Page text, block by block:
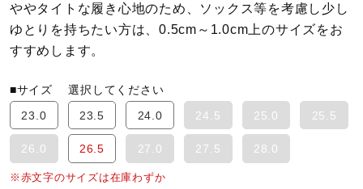
ワーキング
ウォーキングシューズ
ライフスタイルグッズ
ややタイトな履き心地のため、ソックス等を考慮し少し
ゆとりを持ちたい方は、0.5cm～1.0cm上のサイズをお
すすめします。
■サイズ選択してください
23.0
23.5 24.0 24.5 25.0 25.5
26.0 26.5 27.0 27.5 28.0
※赤文字のサイズは在庫わずか